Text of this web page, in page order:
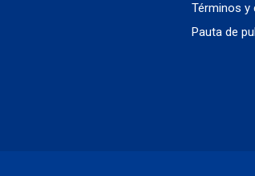
Términos y
Pauta de